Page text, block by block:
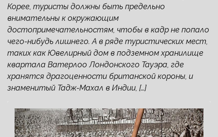
Корее, туристы должны быть предельно
внимательны к окружающим
достопримечательностям, чтобы в кадр не попало
чего-нибудь лишнего. А в ряде туристических мест,
таких как Ювелирный дом в подземном хранилище
квартала Ватерлоо Лондонского Тауэра, где
хранятся драгоценности британской короны, и
знаменитый Тадж-Махал в Индии, […]